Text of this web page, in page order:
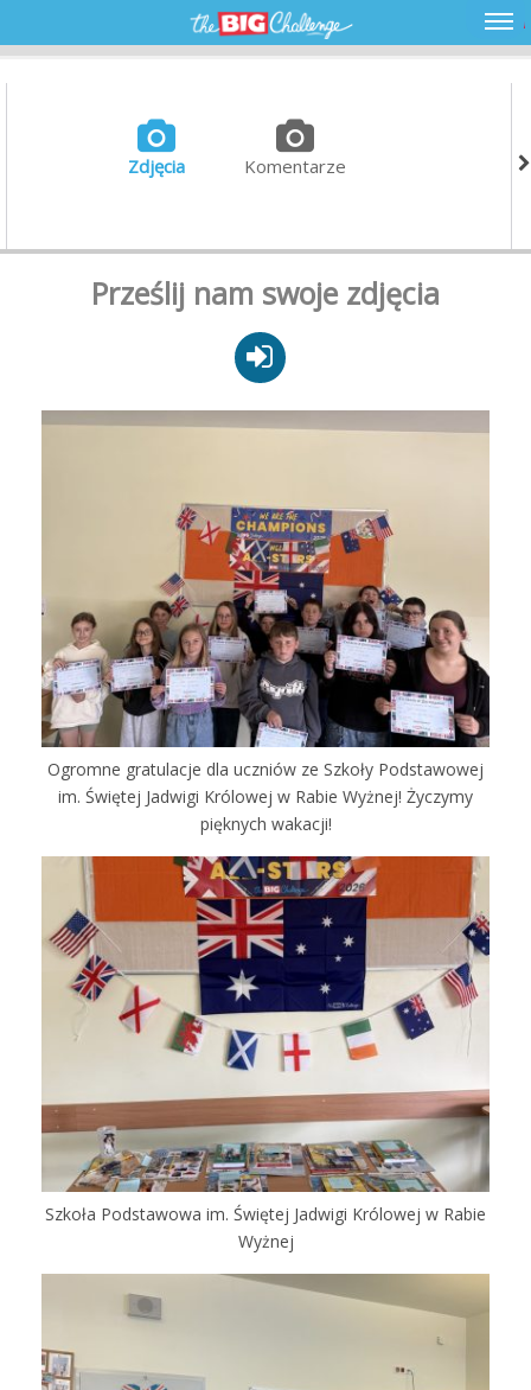
Zdjęcia Komentarze
Prześlij nam swoje zdjęcia
Ogromne gratulacje dla uczniów ze Szkoły Podstawowej
im. Świętej Jadwigi Królowej w Rabie Wyżnej! Życzymy
pięknych wakacji!
Szkoła Podstawowa im. Świętej Jadwigi Królowej w Rabie
Wyżnej